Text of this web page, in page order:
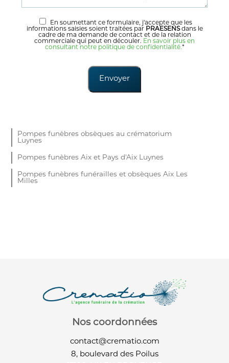
En soumettant ce formulaire, j'accepte que les
informations saisies soient traitées par PRAESENSdans le
cadre de ma demande de contact et de la relation
commerciale qui peut en découler. En savoir plus en
consultant notre politique de confidentialité.*
Pompes funèbres obsèques au crématorium
Luynes
Pompes funèbres Aix et Pays d'Aix Luynes
Pompes funèbres funérailles et obsèques Aix Les
Milles
Nos coordonnées
contact@crematio.com
8, boulevard des Poilus